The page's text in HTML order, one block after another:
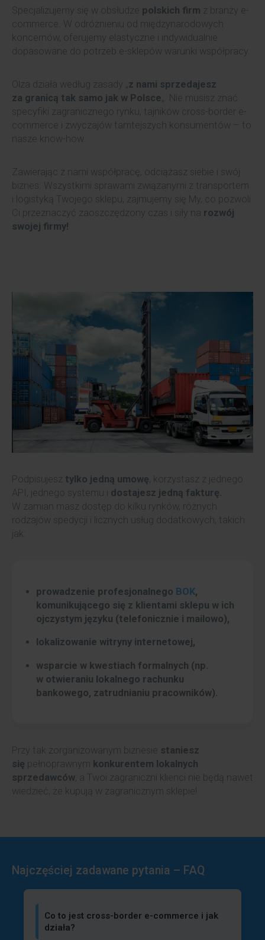
Specjalizujemy się w obsłudze polskich firm z branży e-
commerce. W odróżnieniu od międzynarodowych
koncernów, oferujemy elastyczne i indywidualnie
dopasowane do potrzeb e-sklepów warunki współpracy.
Olza działa według zasady „z nami sprzedajesz
za granicą tak samo jak w Polsce„. Nie musisz znać
specyfiki zagranicznego rynku, tajników cross-border e-
commerce i zwyczajów tamtejszych konsumentów – to
nasze know-how.
Zawierając z nami współpracę, odciążasz siebie i swój
biznes. Wszystkimi sprawami związanymi z transportem
i logistyką Twojego sklepu, zajmujemy się My, co pozwoli
Ci przeznaczyć zaoszczędzony czas i siły na rozwój
swojej firmy!
Podpisujesz tylko jedną umowę, korzystasz z jednego
API, jednego systemu i dostajesz jedną fakturę.
W zamian masz dostęp do kilku rynków, różnych
rodzajów spedycji i licznych usług dodatkowych, takich
jak:
prowadzenie profesjonalnego BOK,
komunikującego się z klientami sklepu w ich
ojczystym języku (telefonicznie i mailowo),
lokalizowanie witryny internetowej,
wsparcie w kwestiach formalnych (np.
w otwieraniu lokalnego rachunku
bankowego, zatrudnianiu pracowników).
Przy tak zorganizowanym biznesie staniesz
się pełnoprawnym konkurentem lokalnych
sprzedawców, a Twoi zagraniczni klienci nie będą nawet
wiedzieć, że kupują w zagranicznym sklepie!
Najczęściej zadawane pytania – FAQ
Co to jest cross-border e-commerce i jak
działa?